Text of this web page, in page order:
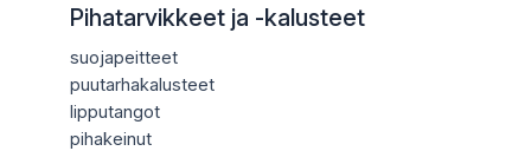
Pihatarvikkeet ja -kalusteet
suojapeitteet
puutarhakalusteet
lipputangot
pihakeinut